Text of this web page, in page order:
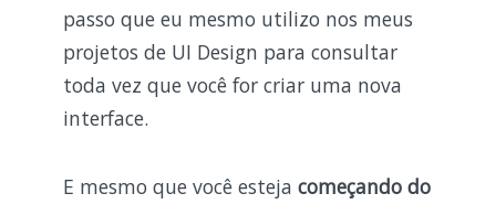
passo que eu mesmo utilizo nos meus
projetos de UI Design para consultar
toda vez que você for criar uma nova
interface.
E mesmo que você esteja começando do